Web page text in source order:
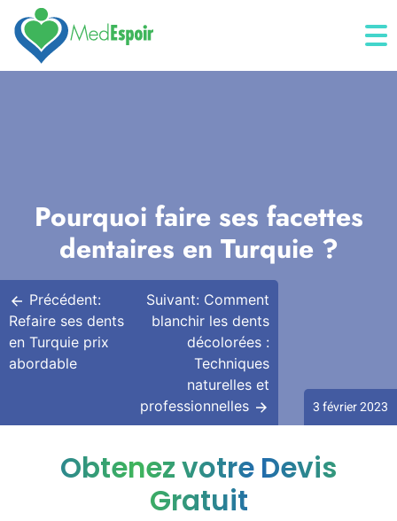
content
Pourquoi faire ses facettes
dentaires en Turquie ?
3 février 2023
Navigation
de
l’article
Précédent:
Refaire ses dents
en Turquie prix
abordable
Suivant: Comment
blanchir les dents
décolorées :
Techniques
naturelles et
professionnelles
Obtenez votre Devis
Gratuit